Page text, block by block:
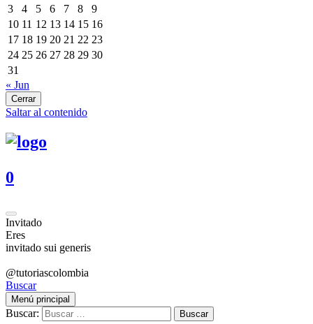
3
4 5 6 7 8
9
10 11 12 13 14 15 16
17 18 19 20 21 22 23
24 25 26 27 28 29 30
31
« Jun
Cerrar
Saltar al contenido
0
Invitado
Eres
invitado sui generis
@tutoriascolombia
Buscar
Menú principal
Buscar: